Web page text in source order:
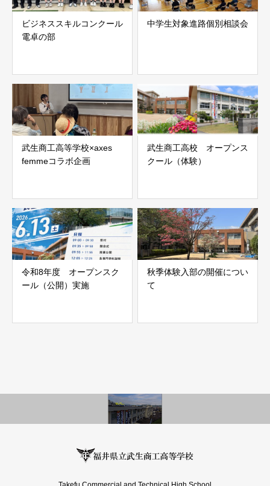
ビジネススキルコンクール
電卓の部
中学生対象進路個別相談会
武生商工高等学校×axes
femmeコラボ企画
武生商工高校 オープンス
クール（体験）
令和8年度 オープンスク
ール（公開）実施
秋季体験入部の開催につい
て